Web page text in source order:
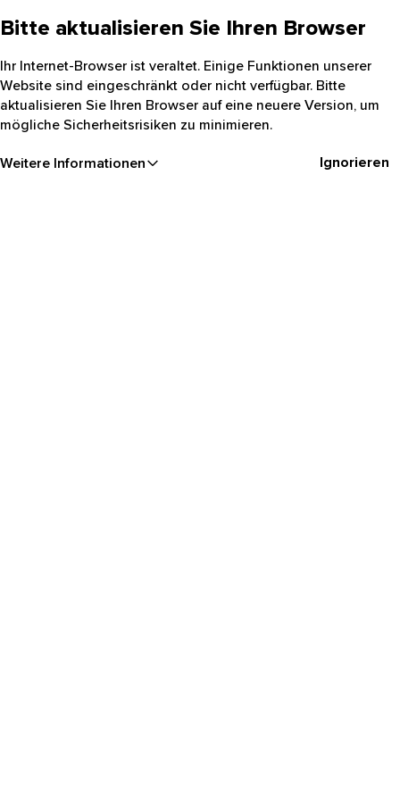
Bitte aktualisieren Sie Ihren Browser
Ihr Internet-Browser ist veraltet. Einige Funktionen unserer
Website sind eingeschränkt oder nicht verfügbar. Bitte
aktualisieren Sie Ihren Browser auf eine neuere Version, um
mögliche Sicherheitsrisiken zu minimieren.
Weitere Informationen Ignorieren